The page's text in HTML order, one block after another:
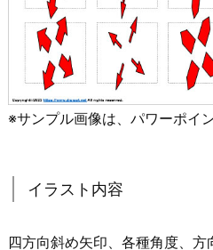
※サンプル画像は、パワーポイ
イラスト内容
四方向斜め矢印、各種角度、方